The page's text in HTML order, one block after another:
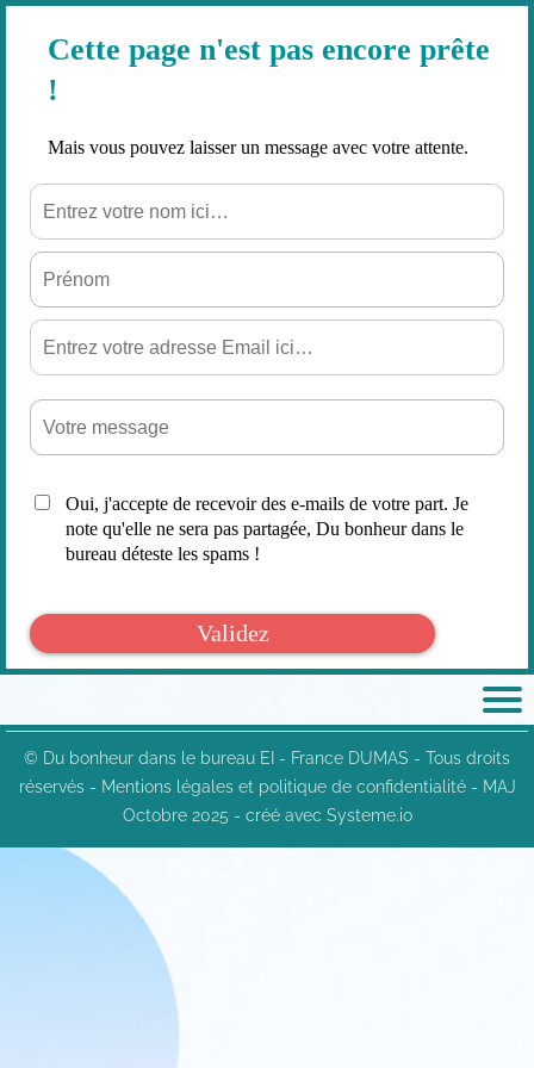
Cette page n'est pas encore prête
!
Mais vous pouvez laisser un message avec votre attente.
Oui, j'accepte de recevoir des e-mails de votre part. Je
note qu'elle ne sera pas partagée, Du bonheur dans le
bureau déteste les spams !
Validez
© Du bonheur dans le bureau EI - France DUMAS - Tous droits
réservés - Mentions légales et politique de confidentialité - MAJ
Octobre 2025 - créé avec Systeme.io